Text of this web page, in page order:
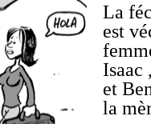
La
est
Isaac
et
la